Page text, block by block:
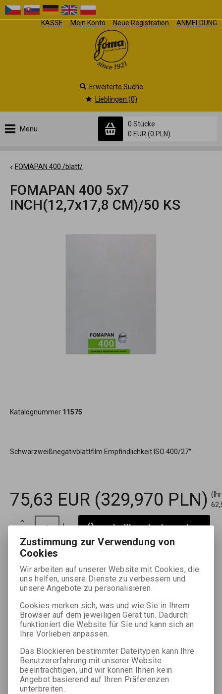
KASSE Mein Konto Neue Registration ANMELDUNG
Menu
0 Stücke
0 EUR (0 PLN)
Erweiterte Suche
Lieblingen (0)
FOMAPAN 400 /blatt/
FOMAPAN 400 5x7
INCH(12,7x17,8 CM)/50 KS
Katalognummer 11575
Schwarzweißnegativblattfilm Empfindlichkeit ISO 400/27°
75,63 EUR (329,970 PLN)

ks Im Warenkorb zugeben
Detaillierte Beschreibung
Parameter
Zustimmung zur Verwendung von
Cookies
Wir arbeiten auf unserer Website mit Cookies, die
uns helfen, unsere Dienste zu verbessern und
unsere Angebote zu personalisieren.
Cookies merken sich, was und wie Sie in Ihrem
Browser auf dem jeweiligen Gerät tun. Dadurch
funktioniert die Website für Sie und kann sich an
Ihre Vorlieben anpassen.
Das Blockieren bestimmter Dateitypen kann Ihre
Benutzererfahrung mit unserer Website
beeinträchtigen, und wir können Ihnen kein
Angebot basierend auf Ihren Präferenzen
unterbreiten.